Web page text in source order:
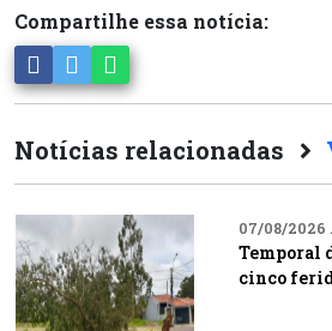
Compartilhe essa notícia:
Notícias relacionadas
07/08/2026
Temporal
cinco